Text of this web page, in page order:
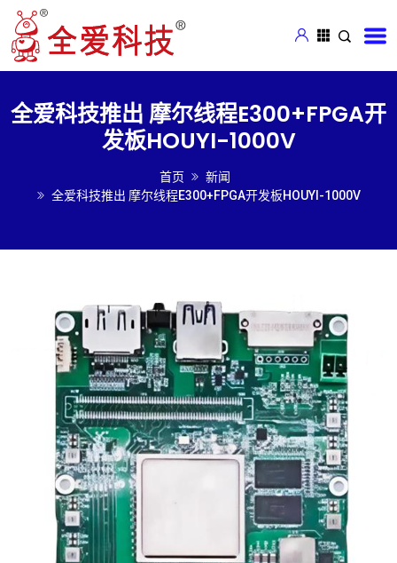
全爱科技推出 摩尔线程E300+FPGA开
发板HOUYI-1000V
首页
新闻
全爱科技推出 摩尔线程E300+FPGA开发板HOUYI-1000V